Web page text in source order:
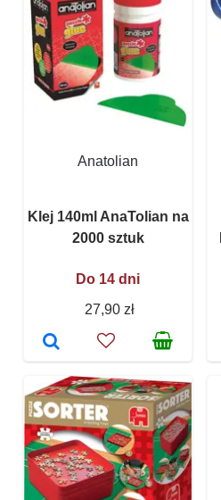
Anatolian
Klej 140ml AnaTolian na
2000 sztuk
Do 14 dni
27,90 zł